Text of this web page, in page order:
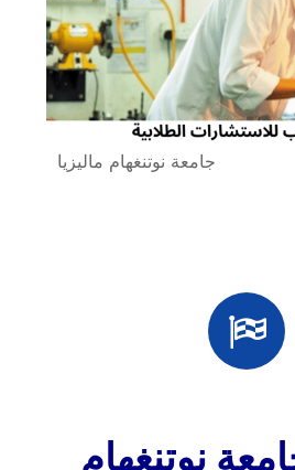
جامعة نوتنغهام ماليزيا
نوتنغهام